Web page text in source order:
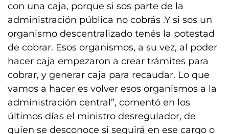
con una caja, porque si sos parte de la
administración pública no cobrás .Y si sos un
organismo descentralizado tenés la potestad
de cobrar. Esos organismos, a su vez, al poder
hacer caja empezaron a crear trámites para
cobrar, y generar caja para recaudar. Lo que
vamos a hacer es volver esos organismos a la
administración central”, comentó en los
últimos días el ministro desregulador, de
quien se desconoce si seguirá en ese cargo o